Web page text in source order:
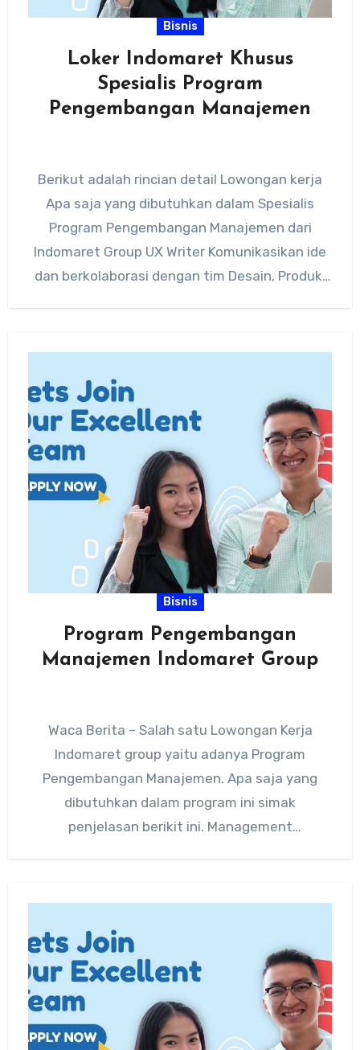
Bisnis
Loker Indomaret Khusus
Spesialis Program
Pengembangan Manajemen
Berikut adalah rincian detail Lowongan kerja
Apa saja yang dibutuhkan dalam Spesialis
Program Pengembangan Manajemen dari
Indomaret Group UX Writer Komunikasikan ide
dan berkolaborasi dengan tim Desain, Produk,
Bisnis
Program Pengembangan
Manajemen Indomaret Group
Waca Berita – Salah satu Lowongan Kerja
Indomaret group yaitu adanya Program
Pengembangan Manajemen. Apa saja yang
dibutuhkan dalam program ini simak
penjelasan berikit ini. Management